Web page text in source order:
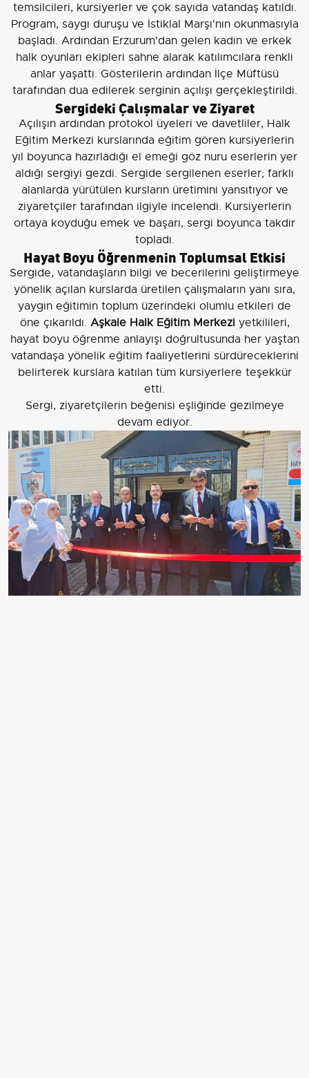
temsilcileri, kursiyerler ve çok sayıda vatandaş katıldı.
Program, saygı duruşu ve İstiklal Marşı'nın okunmasıyla
başladı. Ardından Erzurum'dan gelen kadın ve erkek
halk oyunları ekipleri sahne alarak katılımcılara renkli
anlar yaşattı. Gösterilerin ardından İlçe Müftüsü
tarafından dua edilerek serginin açılışı gerçekleştirildi.
Sergideki Çalışmalar ve Ziyaret
Açılışın ardından protokol üyeleri ve davetliler, Halk
Eğitim Merkezi kurslarında eğitim gören kursiyerlerin
yıl boyunca hazırladığı el emeği göz nuru eserlerin yer
aldığı sergiyi gezdi. Sergide sergilenen eserler; farklı
alanlarda yürütülen kursların üretimini yansıtıyor ve
ziyaretçiler tarafından ilgiyle incelendi. Kursiyerlerin
ortaya koyduğu emek ve başarı, sergi boyunca takdir
topladı.
Hayat Boyu Öğrenmenin Toplumsal Etkisi
Sergide, vatandaşların bilgi ve becerilerini geliştirmeye
yönelik açılan kurslarda üretilen çalışmaların yanı sıra,
yaygın eğitimin toplum üzerindeki olumlu etkileri de
öne çıkarıldı. Aşkale Halk Eğitim Merkeziyetkilileri,
hayat boyu öğrenme anlayışı doğrultusunda her yaştan
vatandaşa yönelik eğitim faaliyetlerini sürdüreceklerini
belirterek kurslara katılan tüm kursiyerlere teşekkür
etti.
Sergi, ziyaretçilerin beğenisi eşliğinde gezilmeye
devam ediyor.